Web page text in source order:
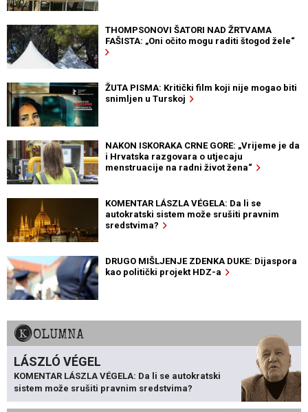
THOMPSONOVI ŠATORI NAD ŽRTVAMA
FAŠISTA: „Oni očito mogu raditi štogod žele“
ŽUTA PISMA: Kritički film koji nije mogao biti
snimljen u Turskoj
NAKON ISKORAKA CRNE GORE: „Vrijeme je da
i Hrvatska razgovara o utjecaju
menstruacije na radni život žena“
KOMENTAR LÁSZLA VÉGELA: Da li se
autokratski sistem može srušiti pravnim
sredstvima?
DRUGO MIŠLJENJE ZDENKA DUKE: Dijaspora
kao politički projekt HDZ-a
KOLUMNA
LÁSZLÓ VÉGEL
KOMENTAR LÁSZLA VÉGELA: Da li se autokratski
sistem može srušiti pravnim sredstvima?